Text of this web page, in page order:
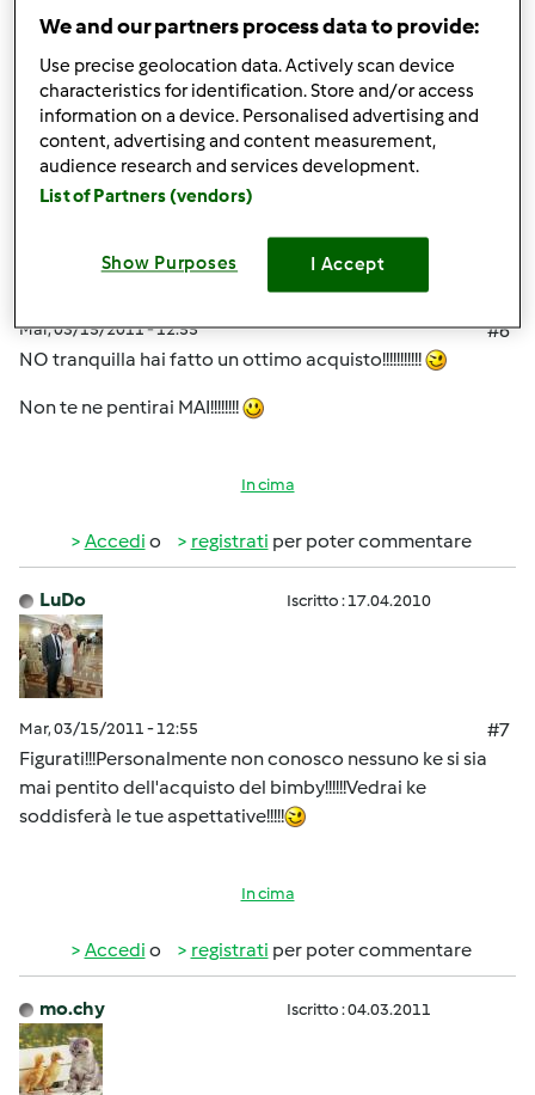
In cima
Accedio registratiper poter commentare
sara70
Mar, 03/15/2011 - 12:55
#6
NO tranquilla hai fatto un ottimo acquisto!!!!!!!!!!!
Non te ne pentirai MAI!!!!!!!!
In cima
Accedi o registrati per poter commentare
LuDo Iscritto : 17.04.2010
Mar, 03/15/2011 - 12:55
#7
Figurati!!!Personalmente non conosco nessuno ke si sia
mai pentito dell'acquisto del bimby!!!!!!Vedrai ke
soddisferà le tue aspettative!!!!!
In cima
Accedi o registrati per poter commentare
mo.chy Iscritto : 04.03.2011
We and our partners process data to provide:
Use precise geolocation data. Actively scan device
characteristics for identification. Store and/or access
information on a device. Personalised advertising and
content, advertising and content measurement,
audience research and services development.
List of Partners (vendors)
Show Purposes I Accept